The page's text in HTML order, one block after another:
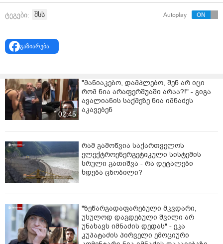
განსაკუთრებით დიდი ოდენობით ნარკოტიკული
საშუალების უკანონო შეძენა-შენახვის და
ძმები - 2001 წელს დაბადებული ა.ა. და 2006 წელს
დაბადებული ნ.ა. დააკავეს.გამოძიებით დადგინდა,
შეძენა-შენახვას, მისი შემდგომი რეალიზაციის მიზნით
ახდენდა.სამართალდამცველებმა დაკავებულების
მხილების მიზნით, მოსამართლის განჩინების
კონკრეტულ მისამართზე მათთვის ამანათის
კონტროლირებადი მიწოდება განახორციელეს,
რითიც ა.ა.-ს და ნ.ა. -ს დანაშაულებრივი განზრახვა
დადასტურდა.სამართალდამცველებმა ორივე პირი
ბრალდებულის სახით დააკავეს.
ტეგები: შსს Autoplay
გაზიარება
02:45
"მანიაკებო, დამპლებო, შენ არ იცი
რომ ნია არაფერშუაში არაა?!" - გიგა
ავალიანის საქმეზე ნია იმნაძეს
აკავებენ
რამ გამოწვია საქართველოს
ელექტროენერგეტიკული სისტემის
სრული გათიშვა - რა დეტალები
ხდება ცნობილი?
"ზეწარგადაფარებული მკვდარი,
უსულოდ დაგდებული შვილი არ
უნახავს იმნაძის დედას" - ეკა
კუპატაძის პირველი ემოციური